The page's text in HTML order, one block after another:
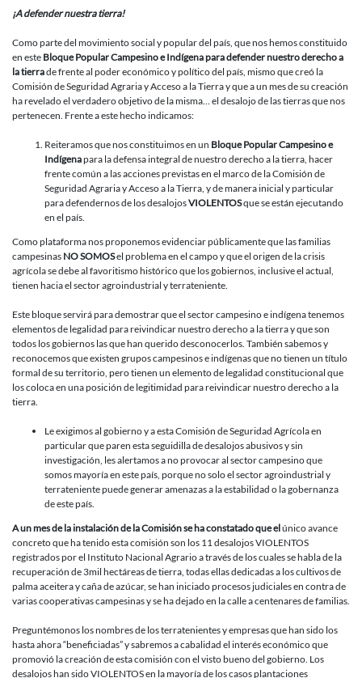
e
Indígena
¡A defender nuestra tierra!
Como parte del movimiento social y popular del país, que nos hemos constituido
en este Bloque Popular Campesino e Indígena paradefender nuestro derecho a
la tierrade frente al poder económico y político del país, mismo que creó la
Comisión de Seguridad Agraria y Acceso a la Tierra y que a un mes de su creación
ha revelado el verdadero objetivo de la misma… el desalojo de las tierras que nos
pertenecen. Frente a este hecho indicamos:
Reiteramos que nos constituimos en un Bloque Popular Campesino e
Indígenapara la defensa integral de nuestro derecho a la tierra, hacer
frente común a las acciones previstas en el marco de la Comisión de
Seguridad Agraria y Acceso a la Tierra, y de manera inicial y particular
para defendernos de los desalojosVIOLENTOSque se están ejecutando
en el país.
Como plataforma nos proponemos evidenciar públicamente que las familias
campesinas NO SOMOSel problema en el campo y que el origen de la crisis
agrícola se debe al favoritismo histórico que los gobiernos, inclusive el actual,
tienen hacia el sector agroindustrial y terrateniente.
Este bloque servirá para demostrar que el sector campesino e indígena tenemos
elementos de legalidad para reivindicar nuestro derecho a la tierra y que son
todos los gobiernos las que han querido desconocerlos. También sabemos y
reconocemos que existen grupos campesinos e indígenas que no tienen un título
formal de su territorio, pero tienen un elemento de legalidad constitucional que
los coloca en una posición de legitimidad para reivindicar nuestro derecho a la
tierra.
Le exigimos al gobierno y a esta Comisión de Seguridad Agrícola en
particular que paren esta seguidilla de desalojos abusivos y sin
investigación, les alertamos a no provocar al sector campesino que
somos mayoría en este país, porque no solo el sector agroindustrial y
terrateniente puede generar amenazas a la estabilidad o la gobernanza
de este país.
A un mes de la instalación de la Comisión se ha constatado que elúnico avance
concreto que ha tenido esta comisión son los 11 desalojos VIOLENTOS
registrados por el Instituto Nacional Agrario a través de los cuales se habla de la
recuperación de 3mil hectáreas de tierra, todas ellas dedicadas a los cultivos de
palma aceitera y caña de azúcar, se han iniciado procesos judiciales en contra de
varias cooperativas campesinas y se ha dejado en la calle a centenares de familias.
Preguntémonos los nombres de los terratenientes y empresas que han sido los
hasta ahora “beneficiadas” y sabremos a cabalidad el interés económico que
promovió la creación de esta comisión con el visto bueno del gobierno. Los
desalojos han sido VIOLENTOS en la mayoría de los casos plantaciones